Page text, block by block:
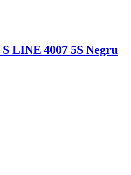
LINE 4007 5S Negru